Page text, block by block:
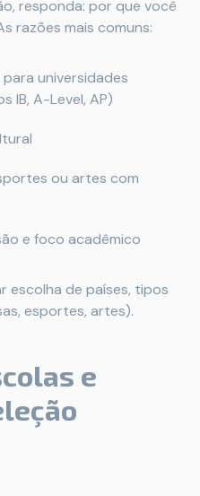
responda: por que você
razões mais comuns:
universidades
IB, A-Level, AP)
ou artes com
e foco acadêmico
escolha de países, tipos
esportes, artes).
e